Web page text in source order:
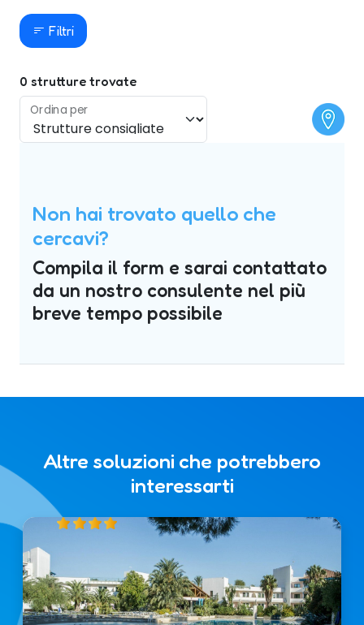
Filtri
0 strutture trovate
Ordina per
Non hai trovato quello che
cercavi?
Compila il form e sarai contattato
da un nostro consulente nel più
breve tempo possibile
Altre soluzioni che potrebbero
interessarti